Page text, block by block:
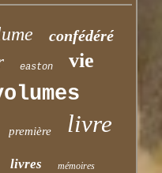
confédéré
easton vie
première livre
livres mémoires